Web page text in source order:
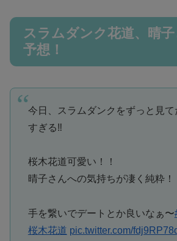
スラムダンク花道、晴
予想！
今日、スラムダンクをずっと見て
すぎる‼️
桜木花道可愛い！！
晴子さんへの気持ちが凄く純粋！
手を繋いでデートとか良いなぁ〜
桜木花道 pic.twitter.com/